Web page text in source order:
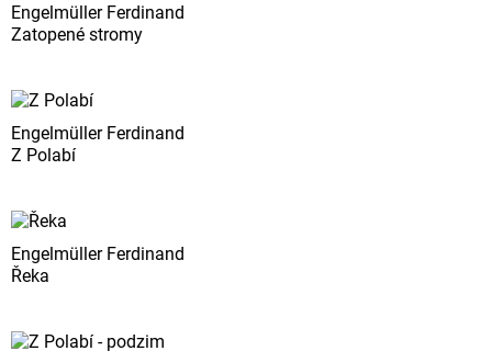
Engelmüller Ferdinand
Zatopené stromy
Engelmüller Ferdinand
Z Polabí
Engelmüller Ferdinand
Řeka